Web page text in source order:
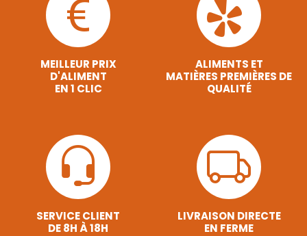
MEILLEUR PRIX
D'ALIMENT
EN 1 CLIC
ALIMENTS ET
MATIÈRES PREMIÈRES DE
QUALITÉ
SERVICE CLIENT
DE 8H À 18H
LIVRAISON DIRECTE
EN FERME